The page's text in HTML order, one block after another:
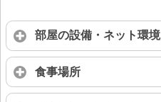
部屋の設備・ネット環境
食事場所